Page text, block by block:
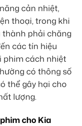
cản nhiệt,
thoại, trong khi
thành phải chăng
các tín hiệu
phim cách nhiệt
có thông số
thể gây hại cho
lượng.
cho Kia